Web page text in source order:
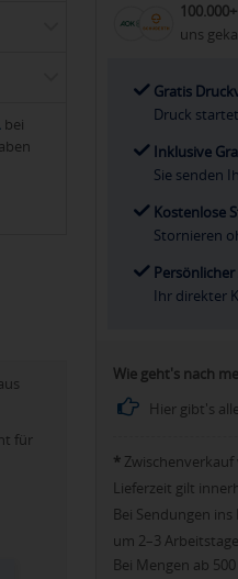
bei
für
uns
Gratis
Druck
Inklusive
Sie senden
Kostenlose
Stornieren
Ihr direkter
Wie geht's nach
Hier gibt's
*
Lieferzeit gilt
Bei Sendungen
um 2–3
Bei Mengen ab